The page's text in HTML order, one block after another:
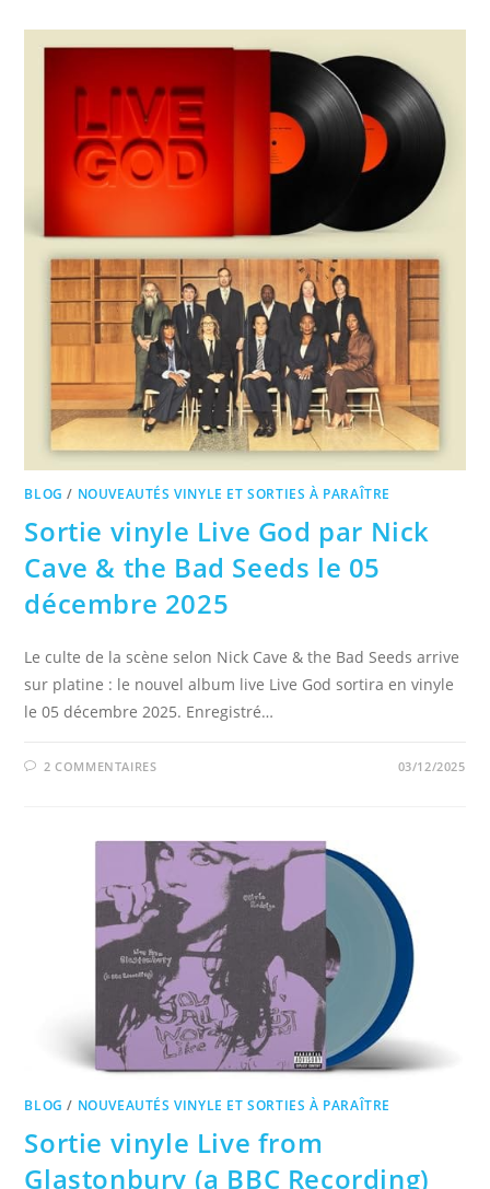
BLOG / NOUVEAUTÉS VINYLE ET SORTIES À PARAÎTRE
Sortie vinyle Live God par Nick
Cave & the Bad Seeds le 05
décembre 2025
Le culte de la scène selon Nick Cave & the Bad Seeds arrive
sur platine : le nouvel album live Live God sortira en vinyle
le 05 décembre 2025. Enregistré…
2 COMMENTAIRES 03/12/2025
BLOG / NOUVEAUTÉS VINYLE ET SORTIES À PARAÎTRE
Sortie vinyle Live from
Glastonbury (a BBC Recording)